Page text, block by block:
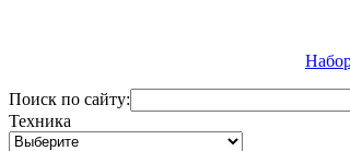
Поиск по сайту:
Техника